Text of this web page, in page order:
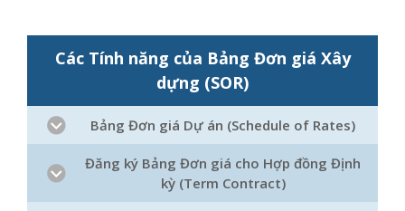
Các Tính năng của Bảng Đơn giá Xây
dựng (SOR)
Bảng Đơn giá Dự án (Schedule of Rates)
Đăng ký Bảng Đơn giá cho Hợp đồng Định
kỳ (Term Contract)